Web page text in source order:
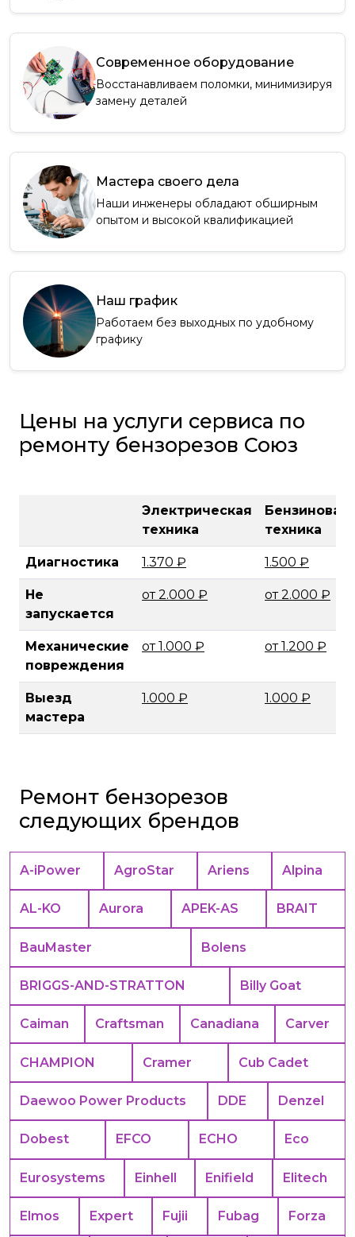
Современное оборудование
Восстанавливаем поломки, минимизируя
замену деталей
Мастера своего дела
Наши инженеры обладают обширным
опытом и высокой квалификацией
Наш график
Работаем без выходных по удобному
графику
Цены на услуги сервиса по
ремонту бензорезов Союз
Электрическая
техника
Бензиновая
техника
Диагностика 1.370 ₽ 1.500 ₽
Не
запускается
от 2.000 ₽ от 2.000 ₽
Механические
повреждения
от 1.000 ₽ от 1.200 ₽
Выезд
мастера
1.000 ₽ 1.000 ₽
Ремонт бензорезов
следующих брендов
A-iPower AgroStar Ariens Alpina
AL-KO Aurora APEK-АS BRAIT
BauMaster Bolens
BRIGGS-AND-STRATTON Billy Goat
Caiman Craftsman Canadiana Carver
CHAMPION Cramer Cub Cadet
Daewoo Power Products DDE Denzel
Dobest EFCO ECHO Eco
Eurosystems Einhell Enifield Elitech
Elmos Expert Fujii Fubag Forza